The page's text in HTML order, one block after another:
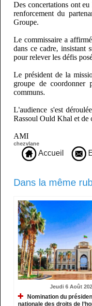
Des concertations ont
renforcement du
Groupe.
Le commissaire a
dans ce cadre, insistant
pour relever les défis
Le président de la
groupe de coordonner
communs.
L'audience s'est
Rassoul Ould Khal et de
AMI
chezvlane
Accueil
Dans la même
Jeudi 6 Août
Nomination du
nationale des droits de